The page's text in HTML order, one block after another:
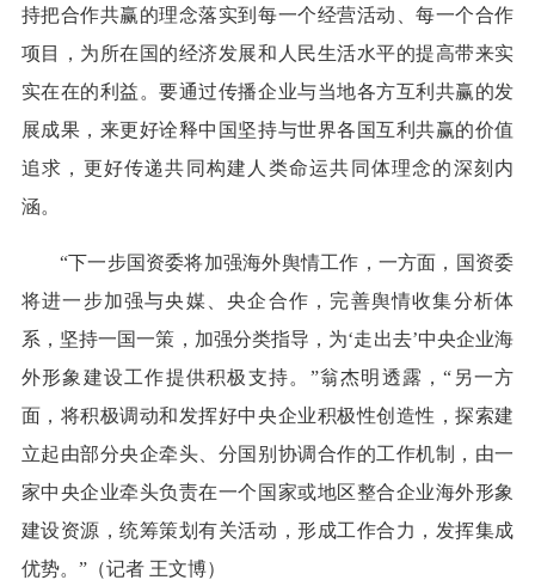
持把合作共赢的理念落实到每一个经营活动、每一个合作
项目，为所在国的经济发展和人民生活水平的提高带来实
实在在的利益。要通过传播企业与当地各方互利共赢的发
展成果，来更好诠释中国坚持与世界各国互利共赢的价值
追求，更好传递共同构建人类命运共同体理念的深刻内
涵。
“下一步国资委将加强海外舆情工作，一方面，国资委
将进一步加强与央媒、央企合作，完善舆情收集分析体
系，坚持一国一策，加强分类指导，为‘走出去’中央企业海
外形象建设工作提供积极支持。”翁杰明透露，“另一方
面，将积极调动和发挥好中央企业积极性创造性，探索建
立起由部分央企牵头、分国别协调合作的工作机制，由一
家中央企业牵头负责在一个国家或地区整合企业海外形象
建设资源，统筹策划有关活动，形成工作合力，发挥集成
优势。”（记者 王文博）